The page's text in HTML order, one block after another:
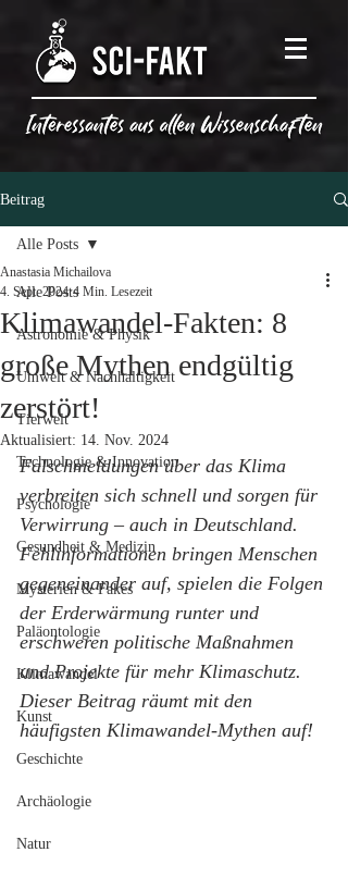
Beitrag
Alle Posts
Astronomie & Physik
Umwelt & Nachhaltigkeit
Tierwelt
Technologie & Innovation
Psychologie
Gesundheit & Medizin
Mysterien & Fakes
Paläontologie
Klimawandel
Kunst
Geschichte
Archäologie
Natur
Alle Posts
Klimawandel-Fakten: 8
große Mythen endgültig
zerstört!
Anastasia Michailova
4. Sept. 2024 4 Min. Lesezeit
Aktualisiert: 14. Nov. 2024
Falschmeldungen über das Klima
verbreiten sich schnell und sorgen für
Verwirrung – auch in Deutschland.
Fehlinformationen bringen Menschen
gegeneinander auf, spielen die Folgen
der Erderwärmung runter und
erschweren politische Maßnahmen
und Projekte für mehr Klimaschutz.
Dieser Beitrag räumt mit den
häufigsten Klimawandel-Mythen auf!